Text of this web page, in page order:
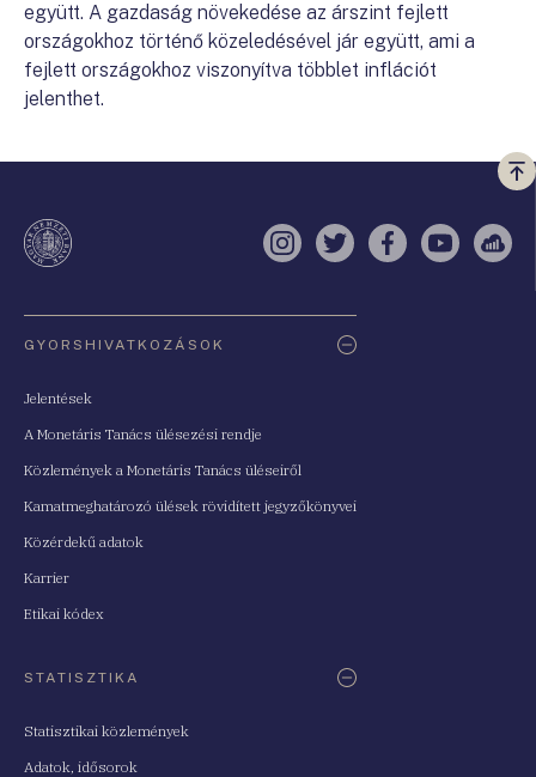
együtt. A gazdaság növekedése az árszint fejlett
országokhoz történő közeledésével jár együtt, ami a
fejlett országokhoz viszonyítva többlet inflációt
jelenthet.
a
Instagram
TwitterFacebook
YouTube
GYORSHIVATKOZÁSOK
Jelentések
A Monetáris Tanács ülésezési rendje
Közlemények a Monetáris Tanács üléseiről
Kamatmeghatározó ülések rövidített jegyzőkönyvei
Közérdekű adatok
Karrier
Etikai kódex
STATISZTIKA
Statisztikai közlemények
Adatok, idősorok